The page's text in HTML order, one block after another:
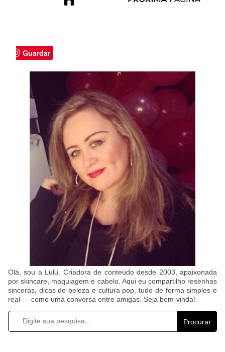
Guardar
Olá, sou a Lulu. Criadora de conteúdo desde 2003, apaixonada
por skincare, maquiagem e cabelo. Aqui eu compartilho resenhas
sinceras, dicas de beleza e cultura pop, tudo de forma simples e
real — como uma conversa entre amigas. Seja bem-vinda!
Procurar